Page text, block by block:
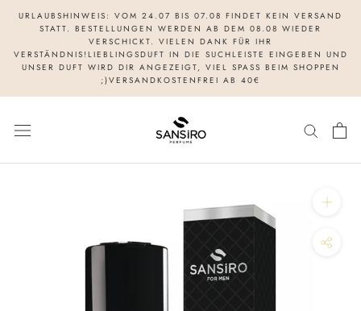
URLAUBSHINWEIS: VOM 24.07 BIS 07.08 FINDET KEIN VERSAND
STATT. BESTELLUNGEN WERDEN AB DEM 08.08 WIEDER
VERSCHICKT. VIELEN DANK FÜR IHR
VERSTÄNDNIS!LIEBLINGSDUFT IN DIE SUCHLEISTE EINGEBEN UND
UNSER DUFT WIRD DIR ANGEZEIGT, VIEL SPASS BEIM SHOPPEN
;)VERSANDKOSTENFREI AB 40€